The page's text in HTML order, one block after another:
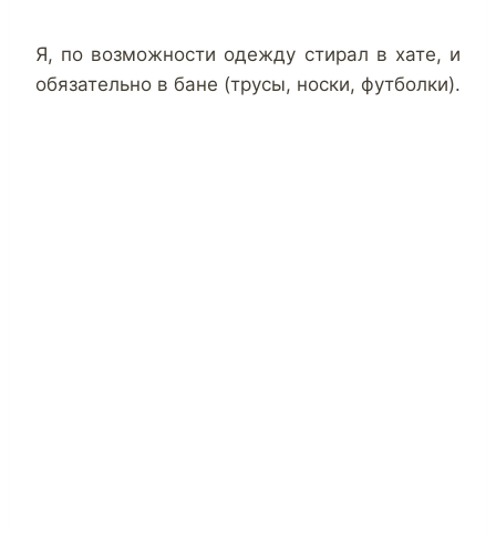
Я, по возможности одежду стирал в хате, и
обязательно в бане (трусы, носки, футболки).